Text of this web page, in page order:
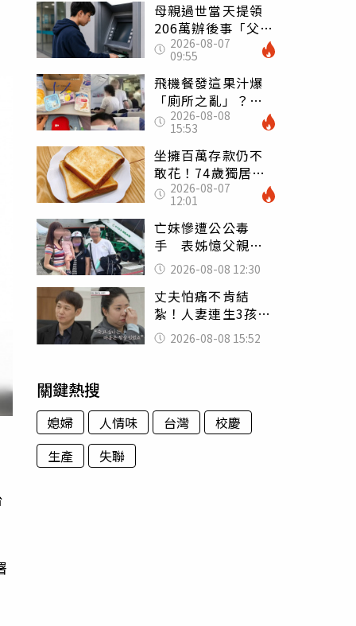
母親過世當天提領
206萬辦後事「父子
遭判刑」 律師：
搶錢先下手是罪
2026-08-07
09:55
飛機餐發這果汁爆
「廁所之亂」？乘
客崩潰：差點丟大
臉 醫揭3類人別亂
喝
2026-08-08
15:53
坐擁百萬存款仍不
敢花！74歲獨居翁
「1餐只吃1片吐
司」 半年後暴瘦
嚇壞女兒
2026-08-07
12:01
亡妹慘遭公公毒
手 表姊憶父親節
前夕：小舅舅仍到
殯儀館陪她說話
2026-08-08 12:30
丈夫怕痛不肯結
紮！人妻連生3孩
控遭家暴淚喊：真
的好累
2026-08-08 15:52
關鍵熱搜
媳婦 人情味 台灣
校慶
生產
失聯